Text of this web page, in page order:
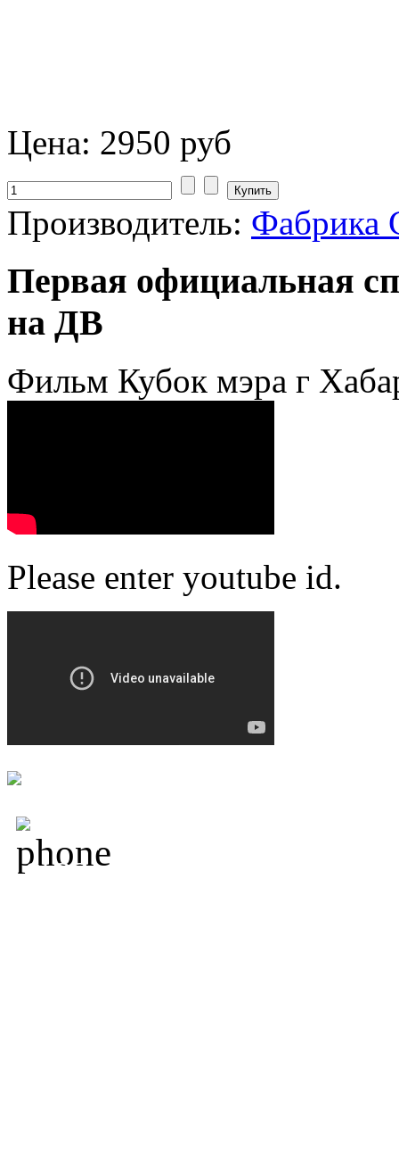
Цена: 2950 руб
Производитель: Фабрика
Первая официальная
на ДВ
Фильм Кубок мэра г
Please enter youtube id.
+7 (800) 250-18-09,
19-33